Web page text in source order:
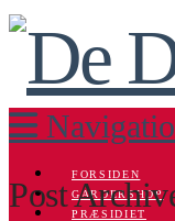
FORSIDEN
GARDERSHOP
PRÆSIDIET
Post